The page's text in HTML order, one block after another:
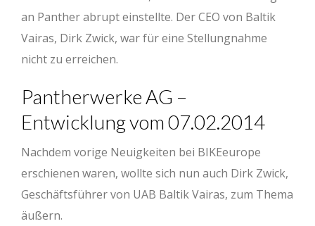
an Panther abrupt einstellte. Der CEO von Baltik
Vairas, Dirk Zwick, war für eine Stellungnahme
nicht zu erreichen.
Pantherwerke AG –
Entwicklung vom 07.02.2014
Nachdem vorige Neuigkeiten bei BIKEeurope
erschienen waren, wollte sich nun auch Dirk Zwick,
Geschäftsführer von UAB Baltik Vairas, zum Thema
äußern.